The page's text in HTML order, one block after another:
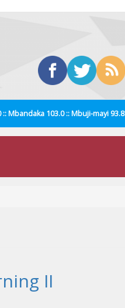
Mbandaka 103.0 :: Mbuji-mayi 93.8
II